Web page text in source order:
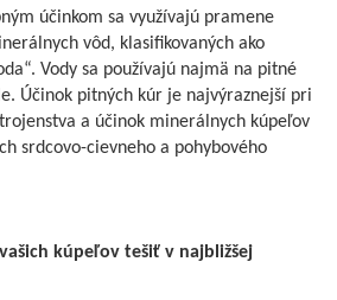
účinkom sa využívajú pramene
vôd, klasifikovaných ako
Vody sa používajú najmä na pitné
Účinok pitných kúr je najvýraznejší pri
a účinok minerálnych kúpeľov
srdcovo-cievneho a pohybového
kúpeľov tešiť v najbližšej